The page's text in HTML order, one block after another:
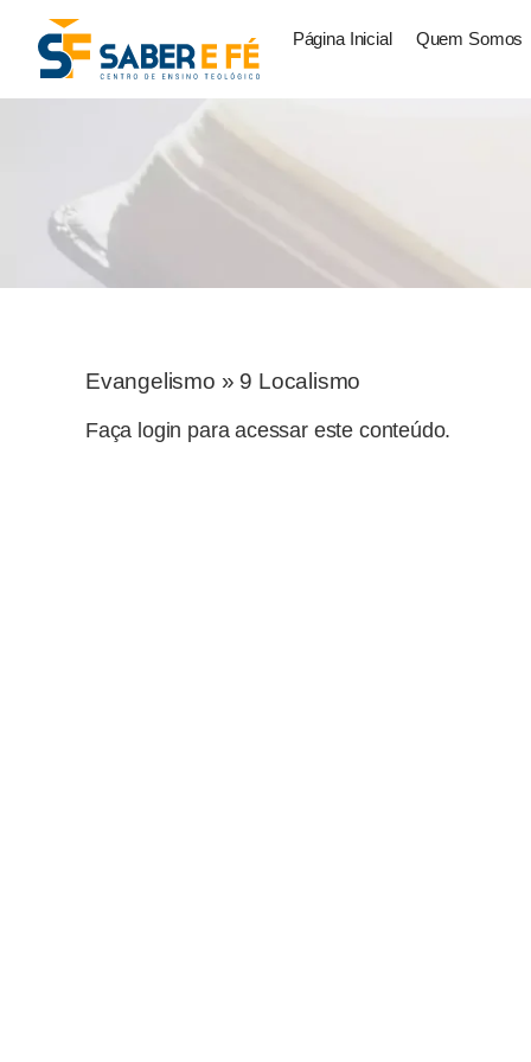
Página Inicial Quem Somos
Evangelismo » 9 Localismo
Faça login para acessar este conteúdo.